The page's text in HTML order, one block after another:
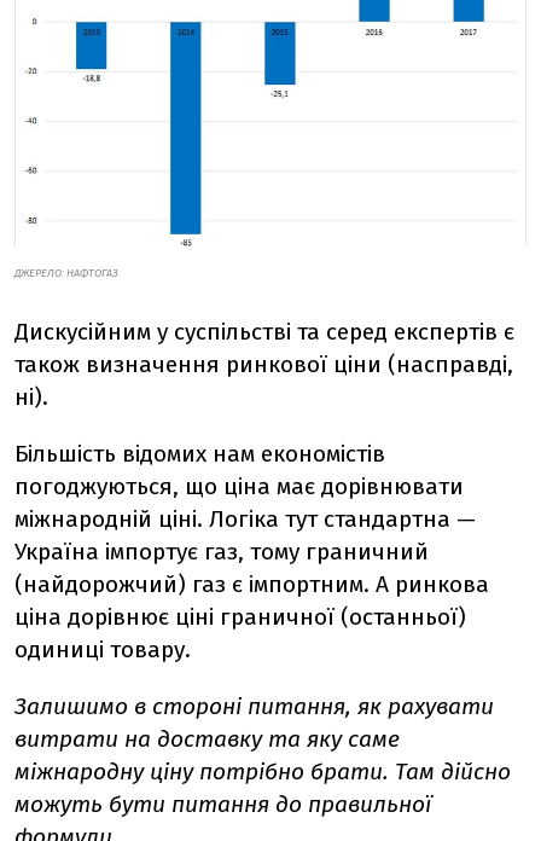
ДЖЕРЕЛО: НАФТОГАЗ
Дискусійним у суспільстві та серед експертів є
також визначення ринкової ціни (насправді,
ні).
Більшість відомих нам економістів
погоджуються, що ціна має дорівнювати
міжнародній ціні. Логіка тут стандартна —
Україна імпортує газ, тому граничний
(найдорожчий) газ є імпортним. А ринкова
ціна дорівнює ціні граничної (останньої)
одиниці товару.
Залишимо в стороні питання, як рахувати
витрати на доставку та яку саме
міжнародну ціну потрібно брати. Там дійсно
можуть бути питання до правильної